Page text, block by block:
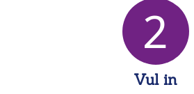
2
Vul in